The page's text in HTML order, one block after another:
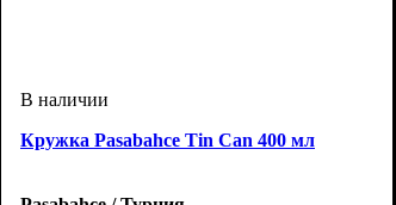
Кружка Pasabahce Tin Can 400 мл